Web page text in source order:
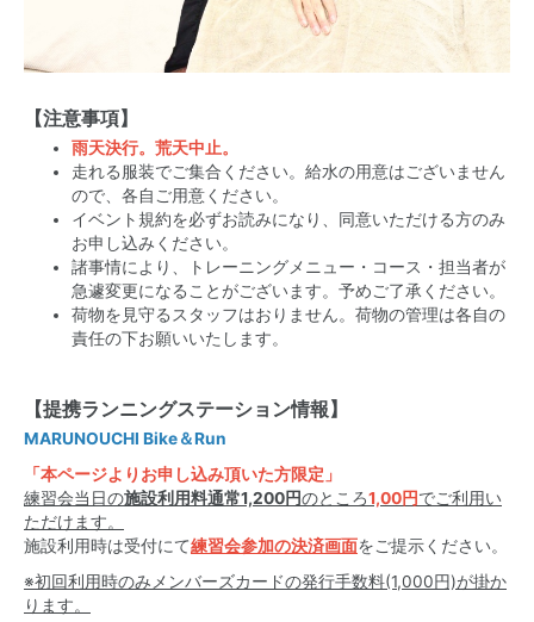
【注意事項】
雨天決行。荒天中止。
走れる服装でご集合ください。給水の用意はございません
ので、各自ご用意ください。
イベント規約を必ずお読みになり、 同意いただける方のみ
お申し込みください。
諸事情により、トレーニングメニュー・コース・ 担当者が
急遽変更になることがございます。予めご了承ください。
荷物を見守るスタッフはおりません。荷物の管理は各自の
責任の下お願いいたします。
【提携ランニングステーション情報】
MARUNOUCHI Bike＆Run
「本ページよりお申し込み頂いた方限定」
練習会当日の施設利用料通常1,200円のところ1,00円でご利用い
ただけます。
施設利用時は受付にて練習会参加の決済画面をご提示ください。
※初回利用時のみメンバーズカードの発行手数料(1,000円)が掛か
ります。